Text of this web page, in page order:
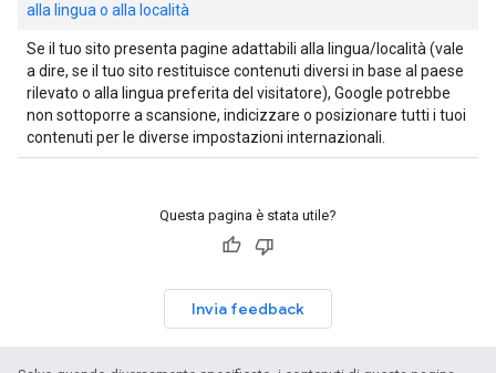
alla lingua o alla località
Se il tuo sito presenta pagine adattabili alla lingua/località (vale
a dire, se il tuo sito restituisce contenuti diversi in base al paese
rilevato o alla lingua preferita del visitatore), Google potrebbe
non sottoporre a scansione, indicizzare o posizionare tutti i tuoi
contenuti per le diverse impostazioni internazionali.
Questa pagina è stata utile?
Invia feedback